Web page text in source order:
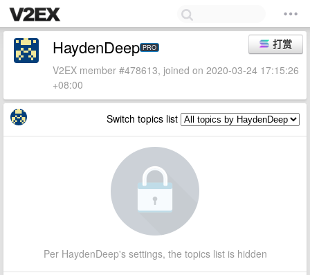
打赏
HaydenDeep PRO
V2EX member #478613, joined on 2020-03-24 17:15:26
+08:00
Switch topics list
Per HaydenDeep's settings, the topics list is hidden